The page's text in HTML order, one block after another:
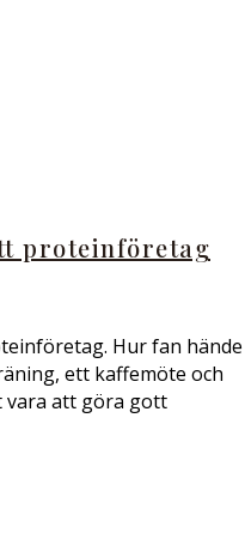
proteinföretag
Hur fan hände
ett kaffemöte och
vara att göra gott